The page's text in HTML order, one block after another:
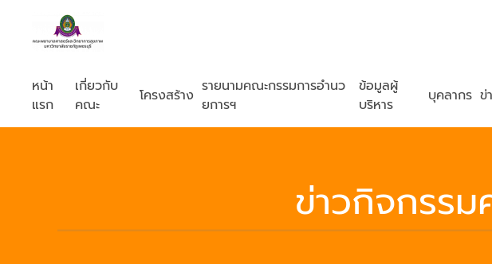
หน้า
แรก
เกี่ยวกับ
คณะ
โครงสร้าง รายนามคณะกรรมการอำนว
ยการฯ
ข้อมูลผู้
บริหาร
บุคลากร ข่
ข่าวกิจกรร